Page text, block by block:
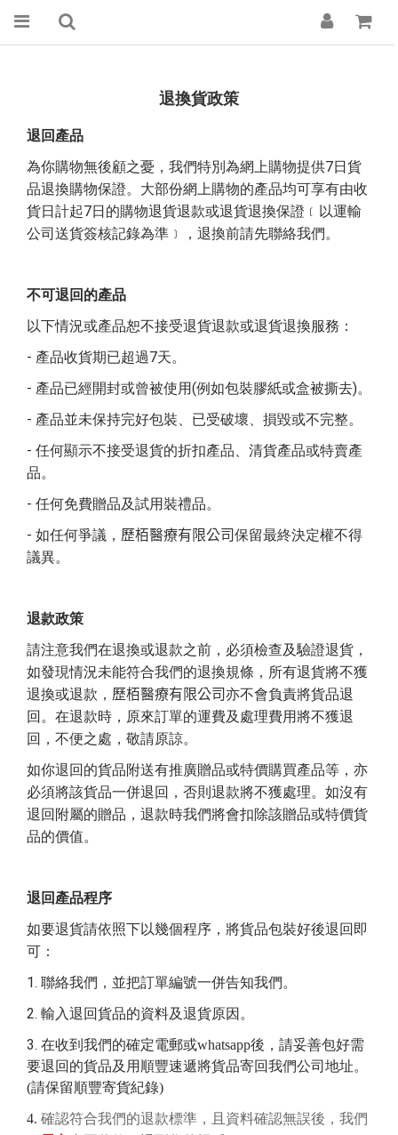
退換貨政策
退回產品
為你購物無後顧之憂，我們特別為網上購物提供7日貨
品退換購物保證。大部份網上購物的產品均可享有由收
貨日計起7日的購物退貨退款或退貨退換保證﹝以運輸
公司送貨簽核記錄為準﹞，退換前請先聯絡我們。
不可退回的產品
以下情況或產品恕不接受退貨退款或退貨退換服務：
- 產品收貨期已超過7天。
- 產品已經開封或曾被使用(例如包裝膠紙或盒被撕去)。
- 產品並未保持完好包裝、已受破壞、損毀或不完整。
- 任何顯示不接受退貨的折扣產品、清貨產品或特賣產
品。
- 任何免費贈品及試用裝禮品。
- 如任何爭議， 歷栢醫療有限公司保留最終決定權不得
議異。
退款政策
請注意我們在退換或退款之前，必須檢查及驗證退貨，
如發現情況未能符合我們的退換規條，所有退貨將不獲
退換或退款， 歷栢醫療有限公司亦不會負責將貨品退
回。在退款時，原來訂單的運費及處理費用將不獲退
回，不便之處，敬請原諒。
如你退回的貨品附送有推廣贈品或特價購買產品等，亦
必須將該貨品一併退回，否則退款將不獲處理。如沒有
退回附屬的贈品，退款時我們將會扣除該贈品或特價貨
品的價值。
退回產品程序
如要退貨請依照下以幾個程序，將貨品包裝好後退回即
可：
1. 聯絡我們，並把訂單編號一併告知我們。
2. 輸入退回貨品的資料及退貨原因。
3. 在收到我們的確定電郵或whatsapp後，請妥善包好需
要退回的貨品及用順豐速遞將貨品寄回我們公司地址。
(請保留順豐寄貨紀錄)
4. 確認符合我們的退款標準，且資料確認無誤後，我們